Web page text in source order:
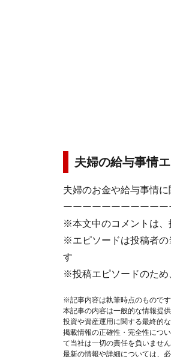
夫婦の給与事情
夫婦のお金や給与事情
ーーーーーーーーーー
※本文中のコメントは、
※エピソードは投稿者の
す
※投稿エピソードのため
※記事内容は執筆時点のもので
本記事の内容は一般的な情報提
投資や資産運用に関する最終的
掲載情報の正確性・完全性につ
て当社は一切の責任を負いません
最新の情報や詳細については、